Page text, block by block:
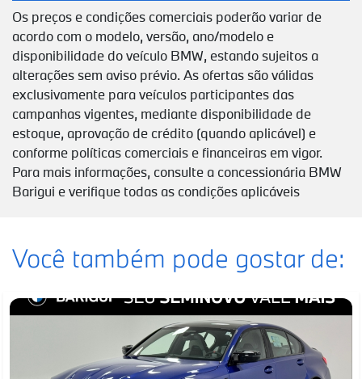
Os preços e condições comerciais poderão variar de
acordo com o modelo, versão, ano/modelo e
disponibilidade do veículo BMW, estando sujeitos a
alterações sem aviso prévio. As ofertas são válidas
exclusivamente para veículos participantes das
campanhas vigentes, mediante disponibilidade de
estoque, aprovação de crédito (quando aplicável) e
conforme políticas comerciais e financeiras em vigor.
Para mais informações, consulte a concessionária BMW
Barigui e verifique todas as condições aplicáveis
Você também pode gostar de: